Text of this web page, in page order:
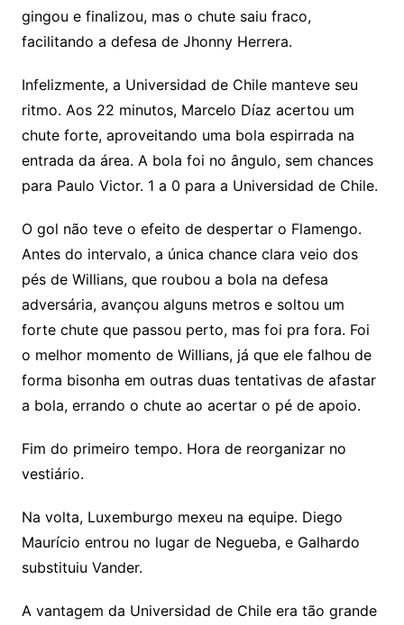
gingou e finalizou, mas o chute saiu fraco,
facilitando a defesa de Jhonny Herrera.
Infelizmente, a Universidad de Chile manteve seu
ritmo. Aos 22 minutos, Marcelo Díaz acertou um
chute forte, aproveitando uma bola espirrada na
entrada da área. A bola foi no ângulo, sem chances
para Paulo Victor. 1 a 0 para a Universidad de Chile.
O gol não teve o efeito de despertar o Flamengo.
Antes do intervalo, a única chance clara veio dos
pés de Willians, que roubou a bola na defesa
adversária, avançou alguns metros e soltou um
forte chute que passou perto, mas foi pra fora. Foi
o melhor momento de Willians, já que ele falhou de
forma bisonha em outras duas tentativas de afastar
a bola, errando o chute ao acertar o pé de apoio.
Fim do primeiro tempo. Hora de reorganizar no
vestiário.
Na volta, Luxemburgo mexeu na equipe. Diego
Maurício entrou no lugar de Negueba, e Galhardo
substituiu Vander.
A vantagem da Universidad de Chile era tão grande